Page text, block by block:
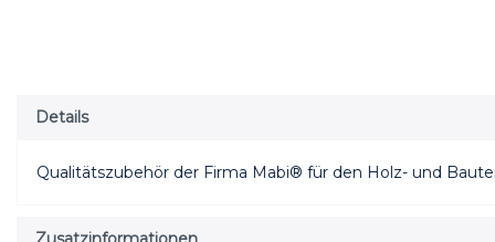
Details
Qualitätszubehör der Firma Mabi® für den Holz- und